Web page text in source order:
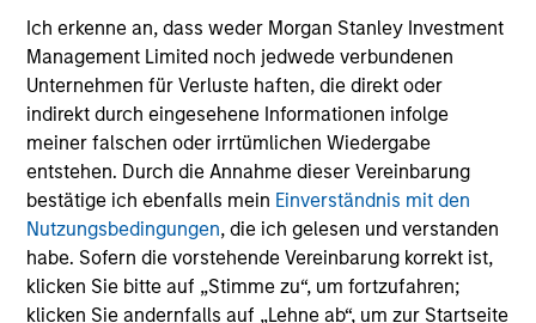
Ich erkenne an, dass weder Morgan Stanley Investment
Management Limited noch jedwede verbundenen
Unternehmen für Verluste haften, die direkt oder
indirekt durch eingesehene Informationen infolge
meiner falschen oder irrtümlichen Wiedergabe
entstehen. Durch die Annahme dieser Vereinbarung
bestätige ich ebenfalls mein Einverständnis mit den
Nutzungsbedingungen, die ich gelesen und verstanden
habe. Sofern die vorstehende Vereinbarung korrekt ist,
klicken Sie bitte auf „Stimme zu“, um fortzufahren;
klicken Sie andernfalls auf „Lehne ab“, um zur Startseite
unsere Vordenkerrolle.
Engagement für
Nachhaltigkeit²
Unsere nachhaltige Anlagephilosophie basiert auf der
Überzeugung, dass es ein Spektrum von Ansätzen
gibt, um wesentliche ESG-Informationen und -